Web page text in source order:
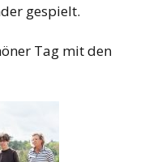
gespielt.
Tag mit den